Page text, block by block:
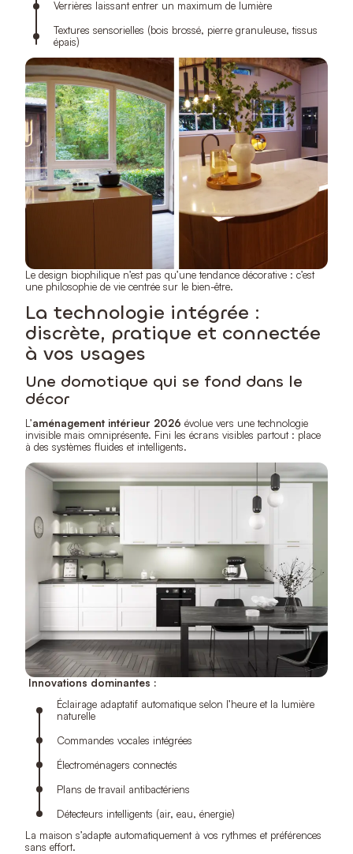
Verrières laissant entrer un maximum de lumière
Textures sensorielles (bois brossé, pierre granuleuse, tissus
épais)
Le design biophilique n’est pas qu’une tendance décorative : c’est
une philosophie de vie centrée sur le bien-être.
La technologie intégrée :
discrète, pratique et connectée
à vos usages
Une domotique qui se fond dans le
décor
L’aménagement intérieur 2026 évolue vers une technologie
invisible mais omniprésente. Fini les écrans visibles partout : place
à des systèmes fluides et intelligents.
Innovations dominantes :
Éclairage adaptatif automatique selon l’heure et la lumière
naturelle
Commandes vocales intégrées
Électroménagers connectés
Plans de travail antibactériens
Détecteurs intelligents (air, eau, énergie)
La maison s’adapte automatiquement à vos rythmes et préférences
sans effort.